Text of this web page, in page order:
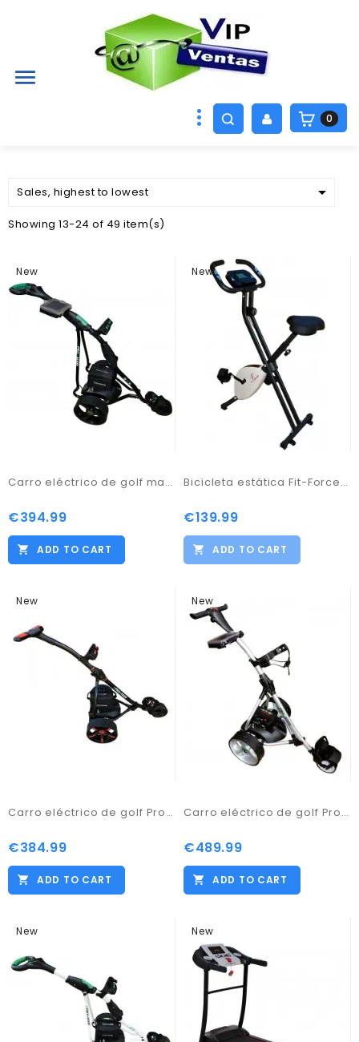

0
Sales, highest to lowest 
Showing 13-24 of 49 item(s)
New
Carro eléctrico de golf marca Prokaddy modelo D3GTX negro
€394.99
ADD TO CART
New
Bicicleta estática Fit-Force regulable plegable 8 niveles de resistencia
€139.99
ADD TO CART
New
Carro eléctrico de golf Pro Kaddy Modelo S1T2 Negro
€384.99
ADD TO CART
New
Carro eléctrico de golf Pro Kaddy Digital con Batería Litio de 18amp
€489.99
ADD TO CART
New New